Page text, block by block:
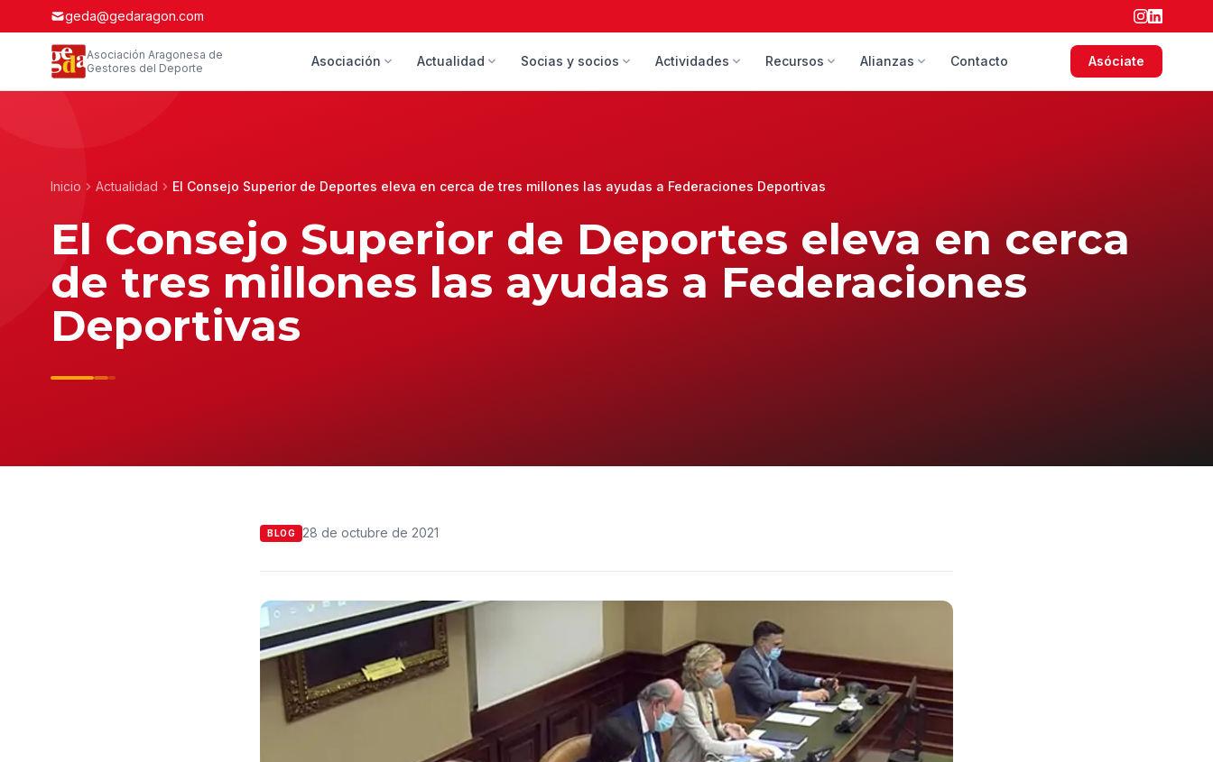
geda@gedaragon.com
Asociación Aragonesa de
Gestores del Deporte
Asociación Actualidad Socias y socios Actividades Recursos Alianzas Contacto Asóciate
Inicio Actualidad El Consejo Superior de Deportes eleva en cerca de tres millones las ayudas a Federaciones Deportivas
El Consejo Superior de Deportes eleva en cerca
de tres millones las ayudas a Federaciones
Deportivas
BLOG 28 de octubre de 2021